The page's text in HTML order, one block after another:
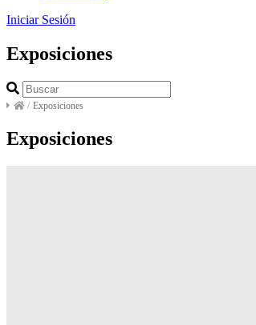
Iniciar Sesión
Exposiciones
/ Exposiciones
Exposiciones